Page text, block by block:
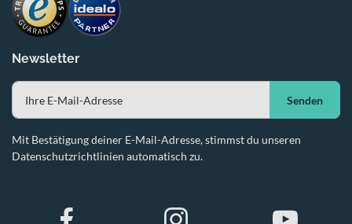
Newsletter
Senden
Mit Bestätigung deiner E-Mail-Adresse, stimmst du unseren
Datenschutzrichtlinien automatisch zu.